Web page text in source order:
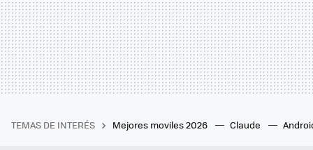
TEMAS DE INTERÉS Mejores moviles 2026 Claude